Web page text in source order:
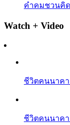
คำคมชวนคิด
Watch + Video
ชีวิตคนนาค
ชีวิตคนนาค